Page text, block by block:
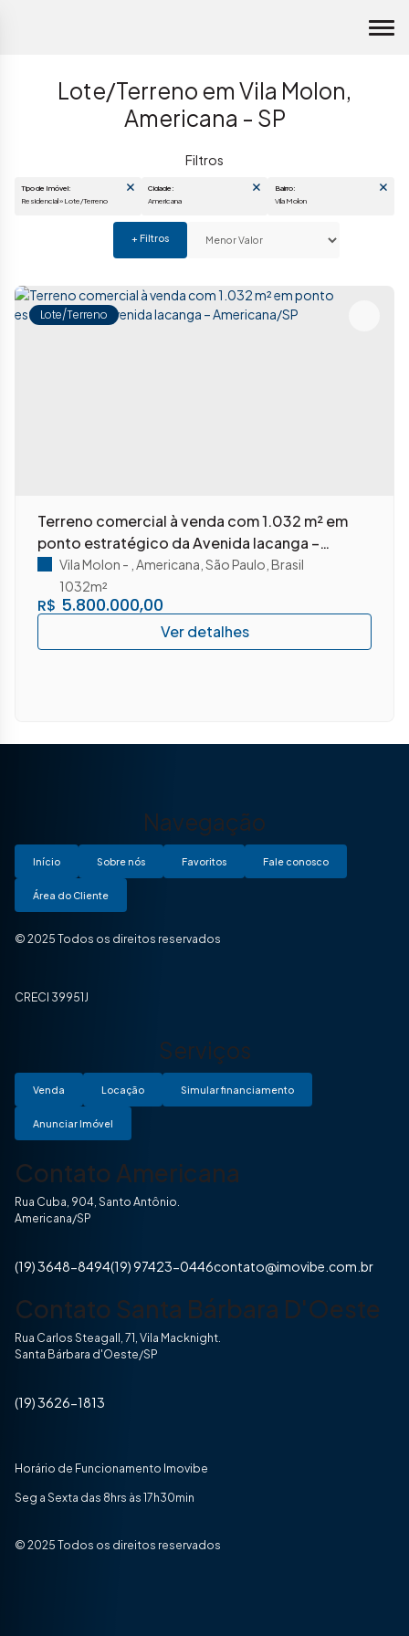
Lote/Terreno em Vila Molon,
Americana - SP
Residencial » Lote/Terreno Americana
Lote/Terreno
Terreno comercial à venda com 1.032 m² em
ponto estratégico da Avenida Iacanga –
Americana/SP
R$ 5.800.000,00
Vila Molon Americana São Paulo Brasil
1032m²
Navegação
Início Sobre nós Favoritos Fale conosco
Área do Cliente
© 2025 Todos os direitos reservados
CRECI 39951J
Serviços
Venda Locação Simular financiamento
Anunciar Imóvel
Contato Americana
Rua Cuba, 904, Santo Antônio.
Americana/SP
(19) 3648-8494(19) 97423-0446contato@imovibe.com.br
Contato Santa Bárbara D'Oeste
Rua Carlos Steagall, 71, Vila Macknight.
Santa Bárbara d'Oeste/SP
(19) 3626-1813
Horário de Funcionamento Imovibe
Seg a Sexta das 8hrs às 17h30min
© 2025 Todos os direitos reservados